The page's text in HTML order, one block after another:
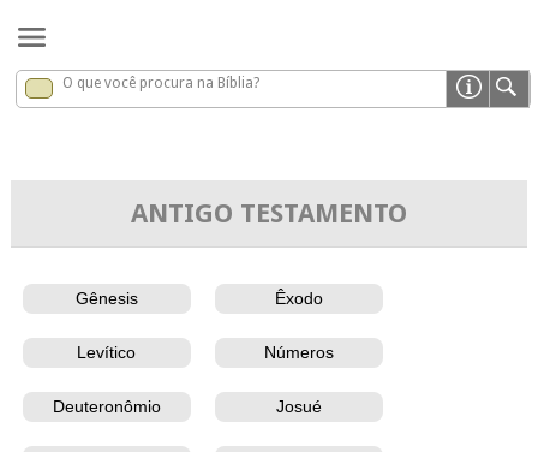
BíbliaO que você procura na Bíblia?
ANTIGO TESTAMENTO
Gênesis Êxodo
Levítico Números
Deuteronômio Josué